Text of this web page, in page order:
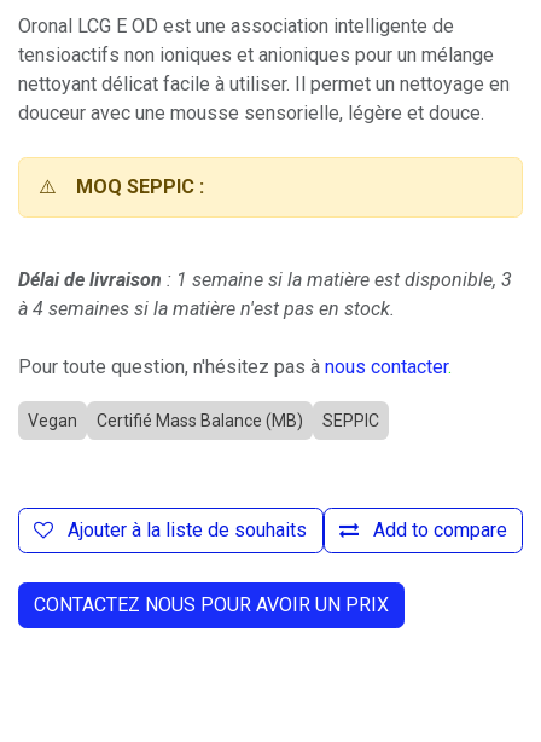
Oronal LCG E OD est une association intelligente de
tensioactifs non ioniques et anioniques pour un mélange
nettoyant délicat facile à utiliser. Il permet un nettoyage en
douceur avec une mousse sensorielle, légère et douce.
⚠️ MOQ SEPPIC :
Délai de livraison : 1 semaine si la matière est disponible, 3
à 4 semaines si la matière n'est pas en stock.
Pour toute question, n'hésitez pas à nous contacter.
Vegan Certifié Mass Balance (MB) SEPPIC
Add to compare
Ajouter à la liste de souhaits
CONTACTEZ NOUS POUR AVOIR UN PRIX